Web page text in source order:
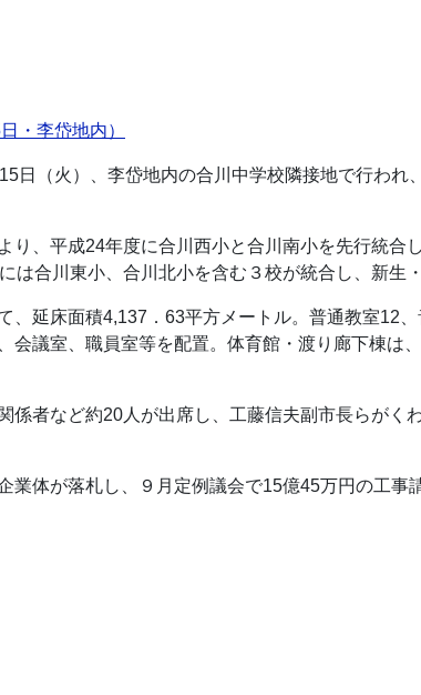
・李岱地内）
日（火）、李岱地内の合川中学校隣接地で行われ
り、平成24年度に合川西小と合川南小を先行統合
は合川東小、合川北小を含む３校が統合し、新生
、延床面積4,137．63平方メートル。普通教室12
会議室、職員室等を配置。体育館・渡り廊下棟は
係者など約20人が出席し、工藤信夫副市長らがく
業体が落札し、９月定例議会で15億45万円の工事